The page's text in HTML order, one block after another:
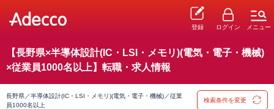
登録 ログイン メニュー
【長野県×半導体設計(IC・LSI・メモリ)(電気・電子・機械)
×従業員1000名以上】転職・求人情報
長野県／半導体設計(IC・LSI・メモリ)(電気・電子・機械)／従業
員1000名以上
検索条件を変更